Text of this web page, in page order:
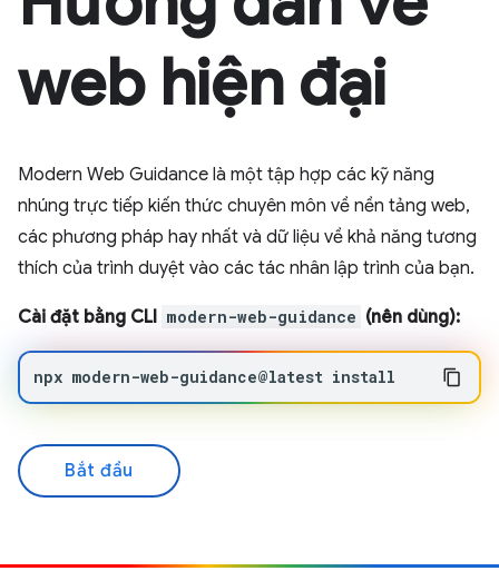
web hiện đại
Modern Web Guidance là một tập hợp các kỹ năng
nhúng trực tiếp kiến thức chuyên môn về nền tảng web,
các phương pháp hay nhất và dữ liệu về khả năng tương
thích của trình duyệt vào các tác nhân lập trình của bạn.
Cài đặt bằng CLI modern-web-guidance (nên dùng):
npx modern-web-guidance@latest install
Bắt đầu